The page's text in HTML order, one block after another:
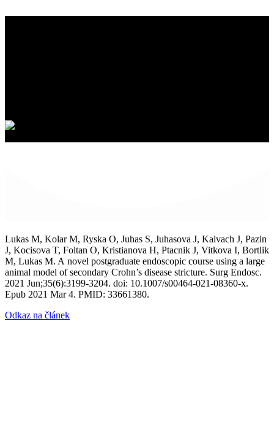
Lukas M, Kolar M, Ryska O, Juhas S, Juhasova J, Kalvach J, Pazin
J, Kocisova T, Foltan O, Kristianova H, Ptacnik J, Vitkova I, Bortlik
M, Lukas M. A novel postgraduate endoscopic course using a large
animal model of secondary Crohn’s disease stricture. Surg Endosc.
2021 Jun;35(6):3199-3204. doi: 10.1007/s00464-021-08360-x.
Epub 2021 Mar 4. PMID: 33661380.
Odkaz na článek